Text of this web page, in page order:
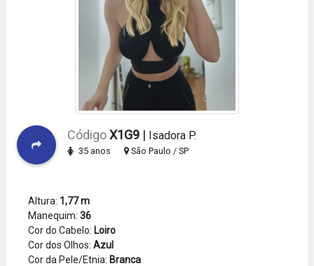
CódigoX1G9 | Isadora P.
35 anos São Paulo / SP
Altura: 1,77 m
Manequim: 36
Cor do Cabelo: Loiro
Cor dos Olhos: Azul
Cor da Pele/Etnia: Branca